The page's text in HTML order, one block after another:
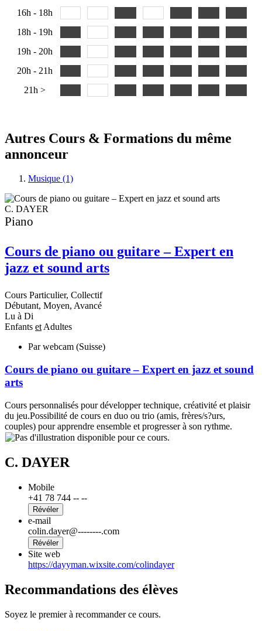
16h - 18h
18h - 19h
19h - 20h
20h - 21h
21h >
Autres Cours & Formations du même
annonceur
Musique (1)
C. DAYER
Piano
Cours de piano ou guitare – Expert en
jazz et sound arts
Cours Particulier, Collectif
Débutant, Moyen, Avancé
Lu à Di
Enfants et Adultes
Par webcam (Suisse)
Cours de piano ou guitare – Expert en jazz et sound
arts
Cours personnalisés pour développer technique, créativité et plaisir
du jeu.Possibilité de cours en duo ou trio (amis, frères/s?urs,
couples) pour apprendre ensemble et progresser à son rythme.
C. DAYER
Mobile
+41 78 744 -- --
Révéler
e-mail
colin.dayer@--------.com
Révéler
Site web
https://dayyman.wixsite.com/colindayer
Recommandations des élèves
Soyez le premier à recommander ce cours.